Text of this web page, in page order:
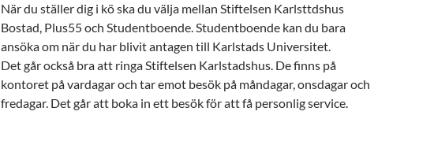
När du ställer dig i kö ska du välja mellan Stiftelsen Karlsttdshus
Bostad, Plus55 och Studentboende. Studentboende kan du bara
ansöka om när du har blivit antagen till Karlstads Universitet.
Det går också bra att ringa Stiftelsen Karlstadshus. De finns på
kontoret på vardagar och tar emot besök på måndagar, onsdagar och
fredagar. Det går att boka in ett besök för att få personlig service.